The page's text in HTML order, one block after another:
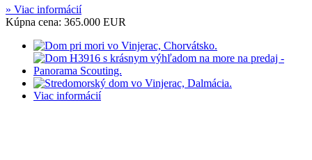
» Viac informácií
Kúpna cena: 365.000 EUR
Viac informácií